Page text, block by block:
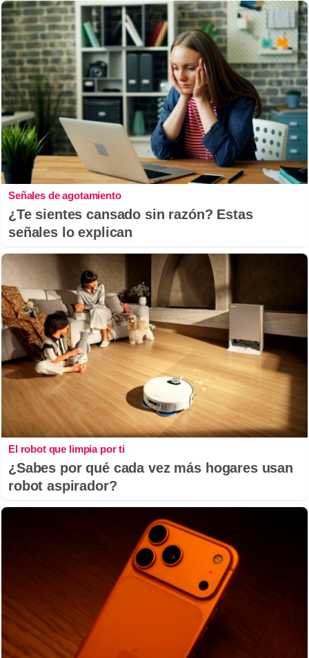
Señales de agotamiento
¿Te sientes cansado sin razón? Estas
señales lo explican
El robot que limpia por ti
¿Sabes por qué cada vez más hogares usan
robot aspirador?